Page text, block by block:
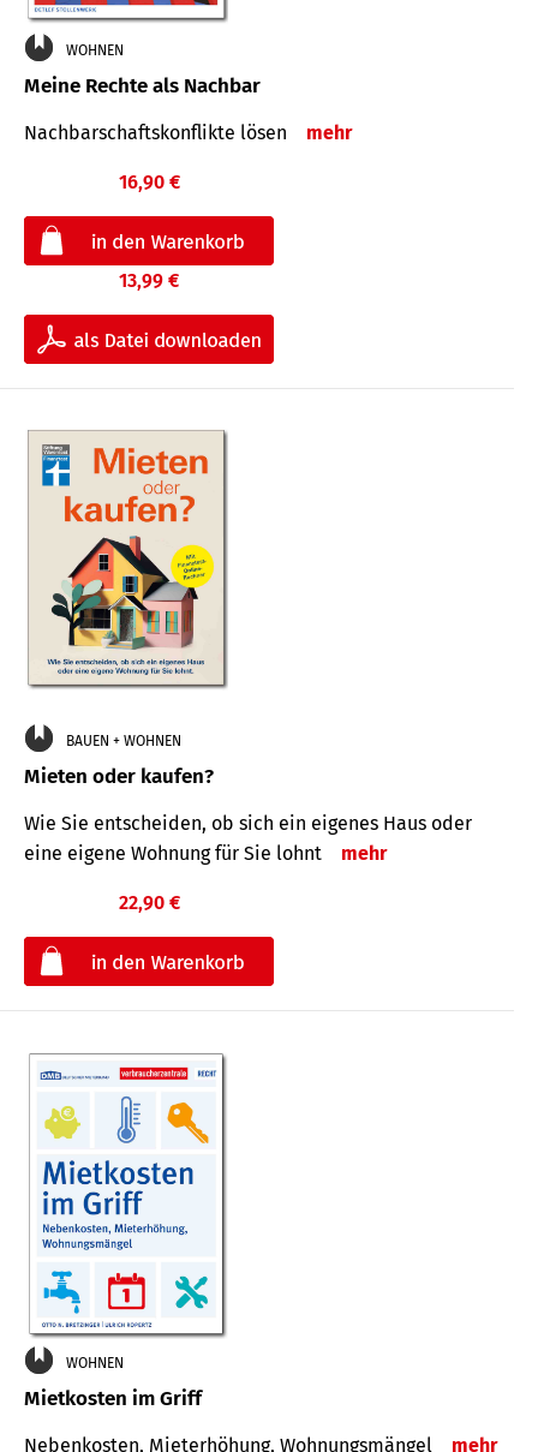
WOHNEN
Meine Rechte als Nachbar
Nach­bar­schafts­konflikte lösen mehr
16,90 €
13,99 €
BAUEN + WOHNEN
Mieten oder kaufen?
Wie Sie entscheiden, ob sich ein eigenes Haus oder
eine eigene Wohnung für Sie lohnt
mehr
22,90 €
WOHNEN
Mietkosten im Griff
Nebenkosten, Mieterhöhung, Wohnungsmängel mehr